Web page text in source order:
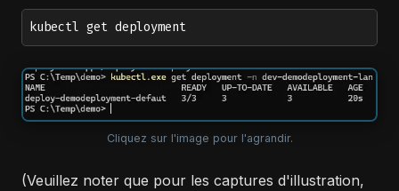
kubectl get deployment
Cliquez sur l'image pour l'agrandir.
(Veuillez noter que pour les captures d'illustration,